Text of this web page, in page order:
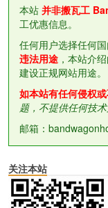
本站 并非搬瓦工
工优惠信息。
任何用户选择任何
违法用途 ，本站介
建设正规网站用途。
如本站有任何侵权
题，不提供任何技
邮箱：
关注本站